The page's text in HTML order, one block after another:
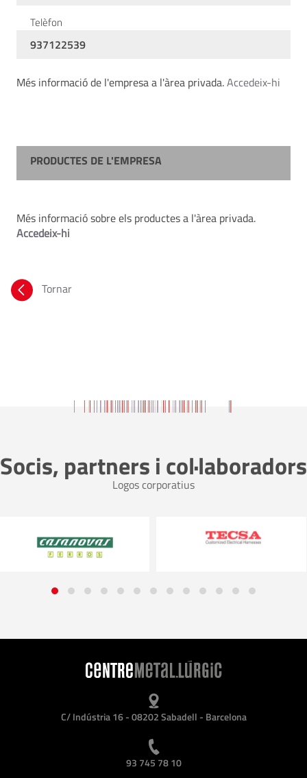
Telèfon
937122539
Més informació de l'empresa a l'àrea privada.Accedeix-hi
PRODUCTES DE L'EMPRESA
Més informació sobre els productes a l'àrea privada.
Accedeix-hi
Tornar
Socis, partners i col·laboradors
Logos corporatius
C/ Indústria 16 - 08202 Sabadell - Barcelona
93 745 78 10